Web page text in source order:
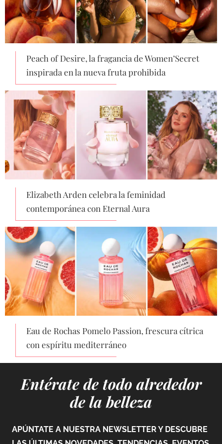
Peach of Desire, la fragancia de Women’Secret
inspirada en la nueva fruta prohibida
Elizabeth Arden celebra la feminidad
contemporánea con Eternal Aura
Eau de Rochas Pomelo Passion, frescura cítrica
con espíritu mediterráneo
Entérate de todo alrededor
de la belleza
APÚNTATE A NUESTRA NEWSLETTER Y DESCUBRE